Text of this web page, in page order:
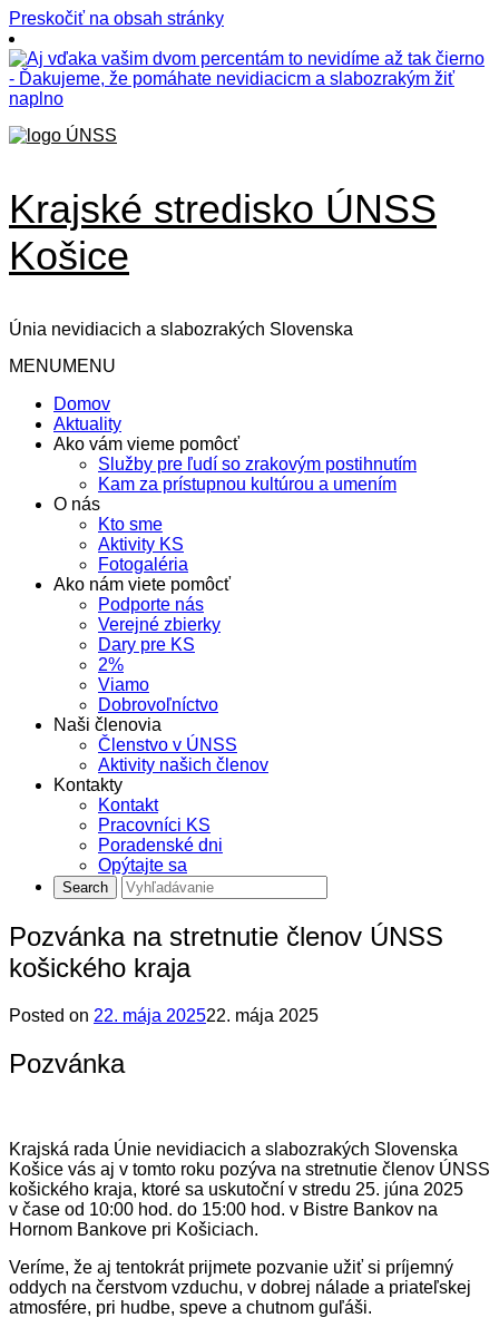
Preskočiť na obsah stránky
Krajské stredisko ÚNSS
Košice
Únia nevidiacich a slabozrakých Slovenska
MENUMENU
Domov
Aktuality
Ako vám vieme pomôcť
Služby pre ľudí so zrakovým postihnutím
Kam za prístupnou kultúrou a umením
O nás
Kto sme
Aktivity KS
Fotogaléria
Ako nám viete pomôcť
Podporte nás
Verejné zbierky
Dary pre KS
2%
Viamo
Dobrovoľníctvo
Naši členovia
Členstvo v ÚNSS
Aktivity našich členov
Kontakty
Kontakt
Pracovníci KS
Poradenské dni
Opýtajte sa
Pozvánka na stretnutie členov ÚNSS
košického kraja
Posted on 22. mája 202522. mája 2025
Pozvánka
Krajská rada Únie nevidiacich a slabozrakých Slovenska
Košice vás aj v tomto roku pozýva na stretnutie členov ÚNSS
košického kraja, ktoré sa uskutoční v stredu 25. júna 2025
v čase od 10:00 hod. do 15:00 hod. v Bistre Bankov na
Hornom Bankove pri Košiciach.
Veríme, že aj tentokrát prijmete pozvanie užiť si príjemný
oddych na čerstvom vzduchu, v dobrej nálade a priateľskej
atmosfére, pri hudbe, speve a chutnom guľáši.